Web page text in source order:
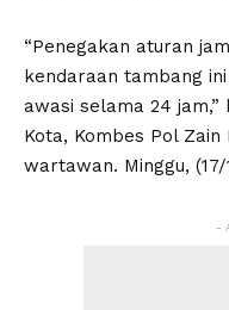
“Penegakan aturan
kendaraan tambang
awasi selama 24
Kota, Kombes Pol
wartawan. Minggu, (17/
-